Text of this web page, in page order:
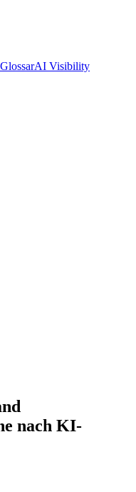
AI Visibility
nach KI-